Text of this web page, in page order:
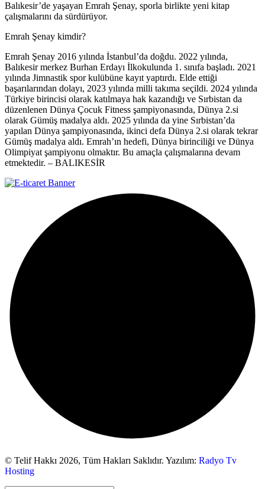
Balıkesir’de yaşayan Emrah Şenay, sporla birlikte yeni kitap
çalışmalarını da sürdürüyor.
Emrah Şenay kimdir?
Emrah Şenay 2016 yılında İstanbul’da doğdu. 2022 yılında,
Balıkesir merkez Burhan Erdayı İlkokulunda 1. sınıfa başladı. 2021
yılında Jimnastik spor kulübüne kayıt yaptırdı. Elde ettiği
başarılarından dolayı, 2023 yılında milli takıma seçildi. 2024 yılında
Türkiye birincisi olarak katılmaya hak kazandığı ve Sırbistan da
düzenlenen Dünya Çocuk Fitness şampiyonasında, Dünya 2.si
olarak Gümüş madalya aldı. 2025 yılında da yine Sırbistan’da
yapılan Dünya şampiyonasında, ikinci defa Dünya 2.si olarak tekrar
Gümüş madalya aldı. Emrah’ın hedefi, Dünya birinciliği ve Dünya
Olimpiyat şampiyonu olmaktır. Bu amaçla çalışmalarına devam
etmektedir. – BALIKESİR
© Telif Hakkı 2026, Tüm Hakları Saklıdır. Yazılım: Radyo Tv
Hosting